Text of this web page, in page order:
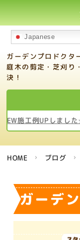
Japanese
ガーデンプロドクタ
庭木の剪定・芝刈り
決！
2025/08/10 夏
HOME ブログ
ガーデ